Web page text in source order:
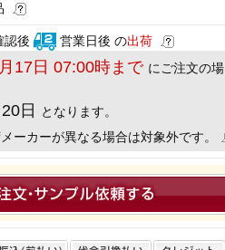
認後 営業日後 の出荷
17日 07:00時まで にご注文の場
日
となります。
ーカーが異なる場合は対象外です。